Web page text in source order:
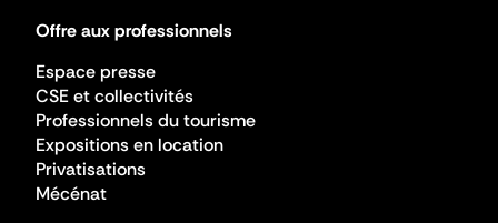
Offre aux professionnels
Espace presse
CSE et collectivités
Professionnels du tourisme
Expositions en location
Privatisations
Mécénat